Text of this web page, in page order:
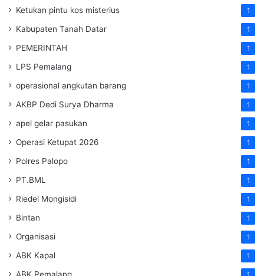
Ketukan pintu kos misterius 1
Kabupaten Tanah Datar 1
PEMERINTAH 1
LPS Pemalang 1
operasional angkutan barang 1
AKBP Dedi Surya Dharma 1
apel gelar pasukan 1
Operasi Ketupat 2026 1
Polres Palopo 1
PT.BML 1
Riedel Mongisidi 1
Bintan 1
Organisasi 1
ABK Kapal 1